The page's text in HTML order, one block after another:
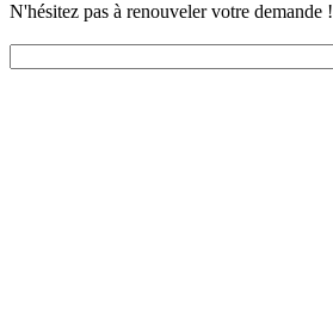
N'hésitez pas à renouveler votre demande !